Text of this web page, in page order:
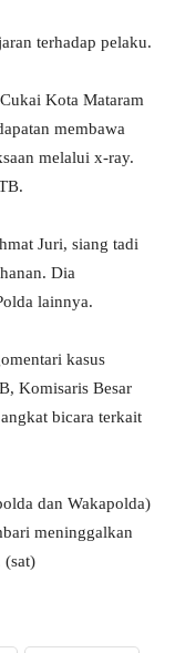
terhadap pelaku.
Kota Mataram
membawa
melalui x-ray.
Juri, siang tadi
Dia
lainnya.
kasus
Komisaris Besar
bicara terkait
dan Wakapolda)
meninggalkan
(sat)